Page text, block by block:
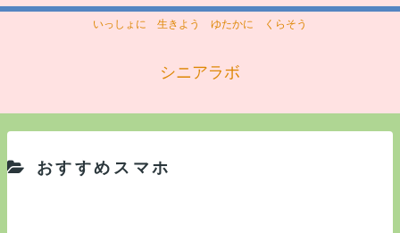
いっしょに 生きよう ゆたかに くらそう
シニアラボ
おすすめスマホ